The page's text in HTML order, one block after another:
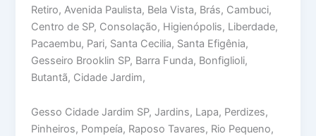
Retiro, Avenida Paulista, Bela Vista, Brás, Cambuci,
Centro de SP, Consolação, Higienópolis, Liberdade,
Pacaembu, Pari, Santa Cecilia, Santa Efigênia,
Gesseiro Brooklin SP, Barra Funda, Bonfiglioli,
Butantã, Cidade Jardim,
Gesso Cidade Jardim SP, Jardins, Lapa, Perdizes,
Pinheiros, Pompeía, Raposo Tavares, Rio Pequeno,